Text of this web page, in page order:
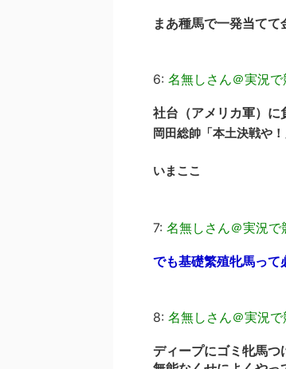
まあ種馬で一発当て
6: 名無しさん＠実況で
社台（アメリカ軍）に
岡田総帥「本土決戦や！
いまここ
7: 名無しさん＠実況で
でも基礎繁殖牝馬って
8: 名無しさん＠実況で
ディープにゴミ牝馬つ